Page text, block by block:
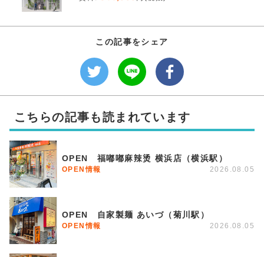
この記事をシェア
こちらの記事も読まれています
OPEN 福嘟嘟麻辣烫 横浜店（横浜駅）
OPEN情報 2026.08.05
OPEN 自家製麺 あいづ（菊川駅）
OPEN情報 2026.08.05